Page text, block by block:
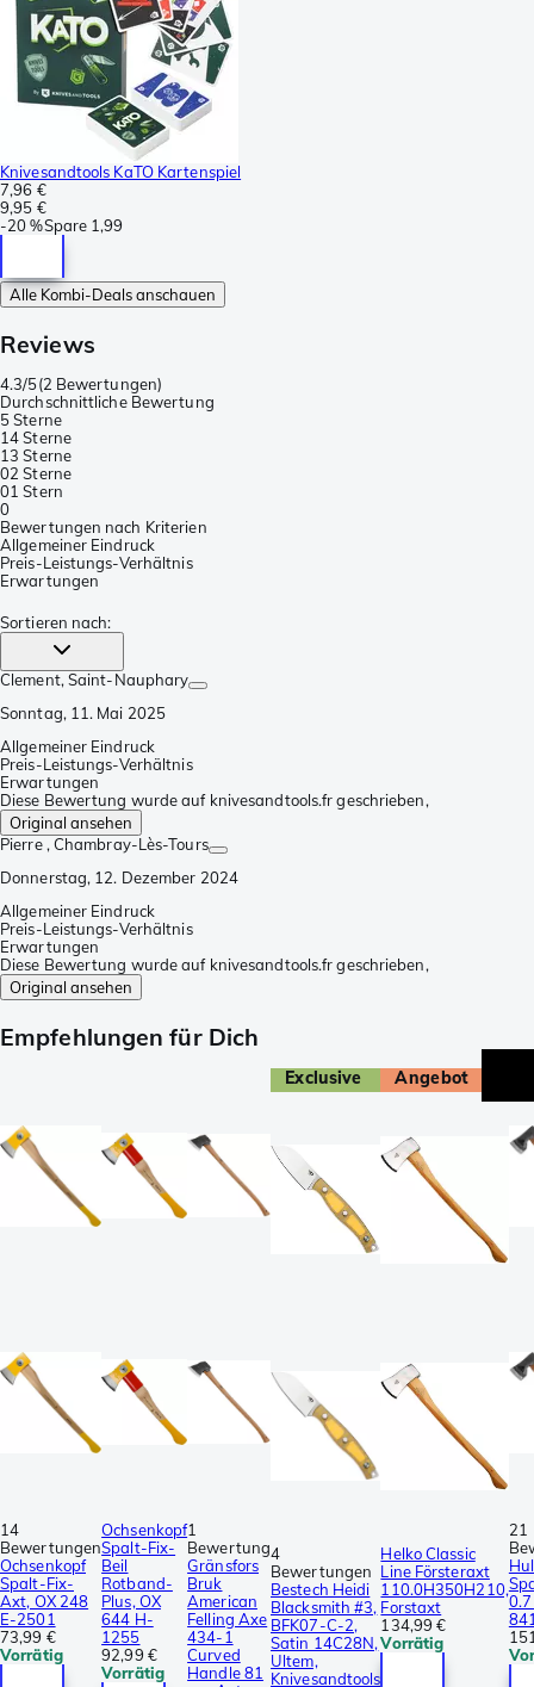
Knivesandtools KaTO Kartenspiel
7,96 €
9,95 €
-20 %Spare 1,99
Alle Kombi-Deals anschauen
Reviews
4.3/5(2 Bewertungen)
Durchschnittliche Bewertung
5 Sterne
14 Sterne
13 Sterne
02 Sterne
01 Stern
0
Bewertungen nach Kriterien
Allgemeiner Eindruck
Preis-Leistungs-Verhältnis
Erwartungen
Sortieren nach:
Clement, Saint-Nauphary
Sonntag, 11. Mai 2025
Allgemeiner Eindruck
Preis-Leistungs-Verhältnis
Erwartungen
Diese Bewertung wurde auf knivesandtools.fr geschrieben,
Original ansehen
Pierre , Chambray-Lès-Tours
Donnerstag, 12. Dezember 2024
Allgemeiner Eindruck
Preis-Leistungs-Verhältnis
Erwartungen
Diese Bewertung wurde auf knivesandtools.fr geschrieben,
Original ansehen
Empfehlungen für Dich
14
Bewertungen
Ochsenkopf
Spalt-Fix-
Axt, OX 248
E-2501
73,99 €
Vorrätig
Ochsenkopf
Spalt-Fix-
Beil
Rotband-
Plus, OX
644 H-
1255
92,99 €
Vorrätig
1
Bewertung
Gränsfors
Bruk
American
Felling Axe
434-1
Curved
Handle 81
Exclusive
4
Bewertungen
Bestech Heidi
Blacksmith #3,
BFK07-C-2,
Satin 14C28N,
Ultem,
Knivesandtools
Angebot
Helko Classic
Line Försteraxt
110.0H350H210,
Forstaxt
134,99 €
Vorrätig
21